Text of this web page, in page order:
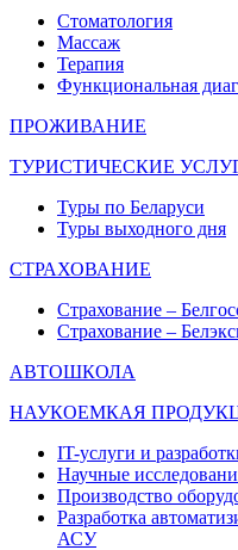
Стоматология
Массаж
Терапия
Функциональная
ПРОЖИВАНИЕ
ТУРИСТИЧЕСКИЕ
Туры по Беларуси
Туры выходного дня
СТРАХОВАНИЕ
Страхование –
Страхование –
АВТОШКОЛА
НАУКОЕМКАЯ
IT-услуги и
Научные
Производство
Разработка
АСУ